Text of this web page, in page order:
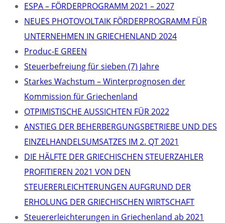
ΕSPA – FÖRDERPROGRAMM 2021 – 2027
NEUES PHOTOVOLTAIK FÖRDERPROGRAMM FÜR
UNTERNEHMEN IN GRIECHENLAND 2024
Produc-E GREEN
Steuerbefreiung für sieben (7) Jahre
Starkes Wachstum – Winterprognosen der
Kommission für Griechenland
OTPIMISTISCHE AUSSICHTEN FÜR 2022
ANSTIEG DER BEHERBERGUNGSBETRIEBE UND DES
EINZELHANDELSUMSATZES IM 2. QT 2021
DIE HÄLFTE DER GRIECHISCHEN STEUERZAHLER
PROFITIEREN 2021 VON DEN
STEUERERLEICHTERUNGEN AUFGRUND DER
ERHOLUNG DER GRIECHISCHEN WIRTSCHAFT
Steuererleichterungen in Griechenland ab 2021